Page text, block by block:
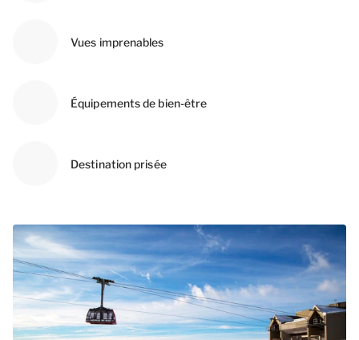
Vues imprenables
Équipements de bien-être
Destination prisée